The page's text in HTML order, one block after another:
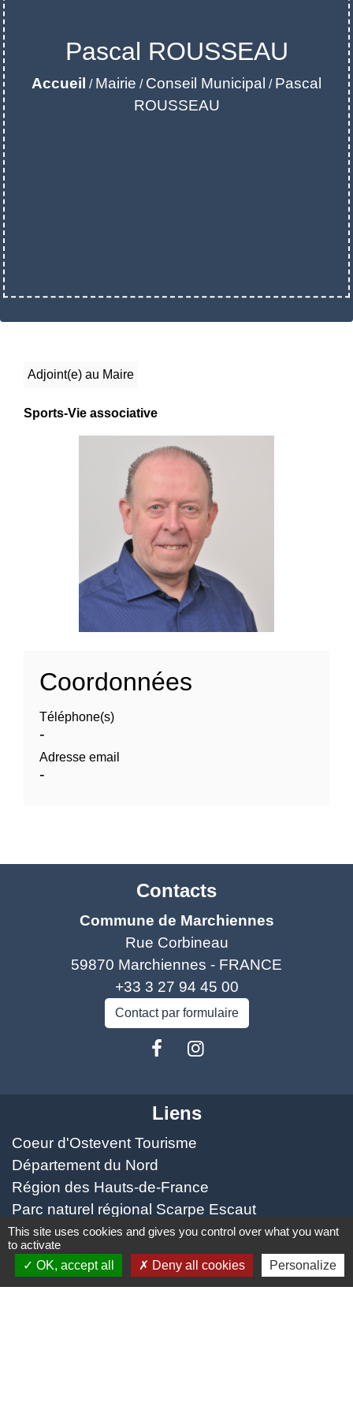
Pascal ROUSSEAU
Accueil / Mairie / Conseil Municipal / Pascal
ROUSSEAU
Adjoint(e) au Maire
Sports-Vie associative
Coordonnées
Téléphone(s)
-
Adresse email
-
Contacts
Commune de Marchiennes
Rue Corbineau
59870 Marchiennes - FRANCE
+33 3 27 94 45 00
Contact par formulaire
Liens
Coeur d'Ostevent Tourisme
Département du Nord
Région des Hauts-de-France
Parc naturel régional Scarpe Escaut
Coeur d'Ostrevent Agglo (COA)
Jumelage
This site uses cookies and gives you control over what you want
to activate
OK, accept all
Deny all cookies Personalize